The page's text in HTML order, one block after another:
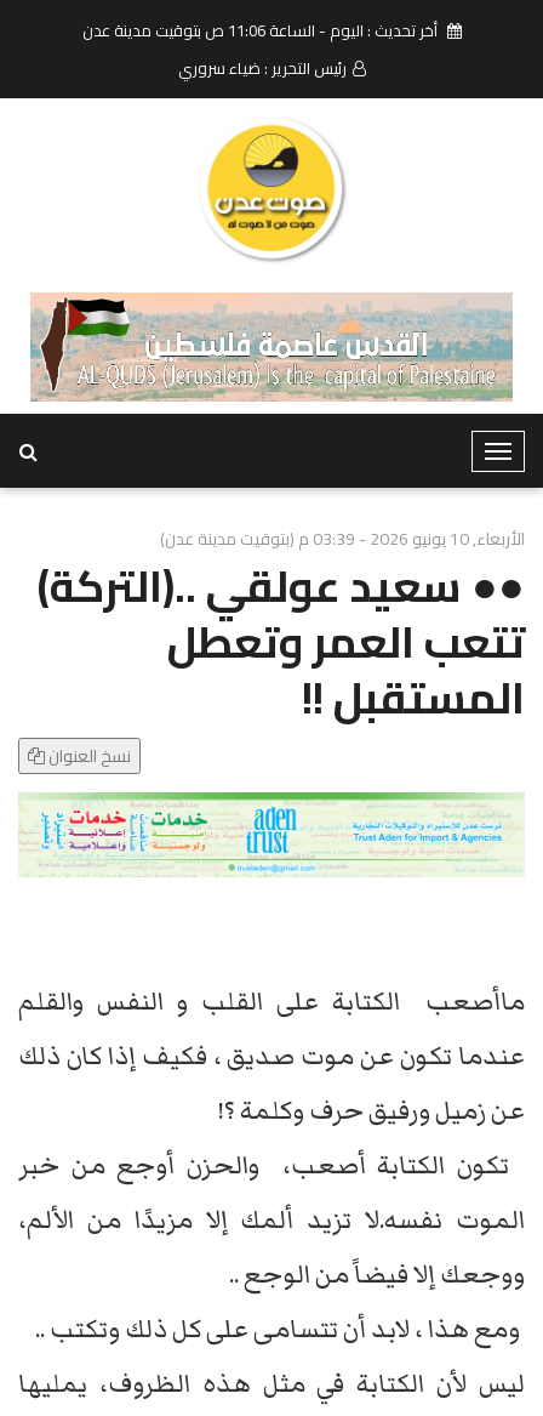
أخر تحديث : اليوم - الساعة 11:06 ص بتوقيت مدينة عدن
رئيس التحرير : ضياء سروري
T
o
g
e
N
a
v
i
t
i
o
الأربعاء, 10 يونيو 2026 - 03:39 م (بتوقيت مدينة عدن)
​●● سعيد عولقي ..(التركة)
تتعب العمر وتعطل
المستقبل !!
نسخ العنوان
ماأصعب الكتابة على القلب و النفس والقلم
عندما تكون عن موت صديق ، فكيف إذا كان ذلك
عن زميل ورفيق حرف وكلمة ؟!
تكون الكتابة أصعب، والحزن أوجع من خبر
الموت نفسه.لا تزيد ألمك إلا مزيدًا من الألم،
ووجعك إلا فيضاً من الوجع ..
ومع هذا ، لابد أن تتسامى على كل ذلك وتكتب ..
ليس لأن الكتابة في مثل هذه الظروف، يمليها